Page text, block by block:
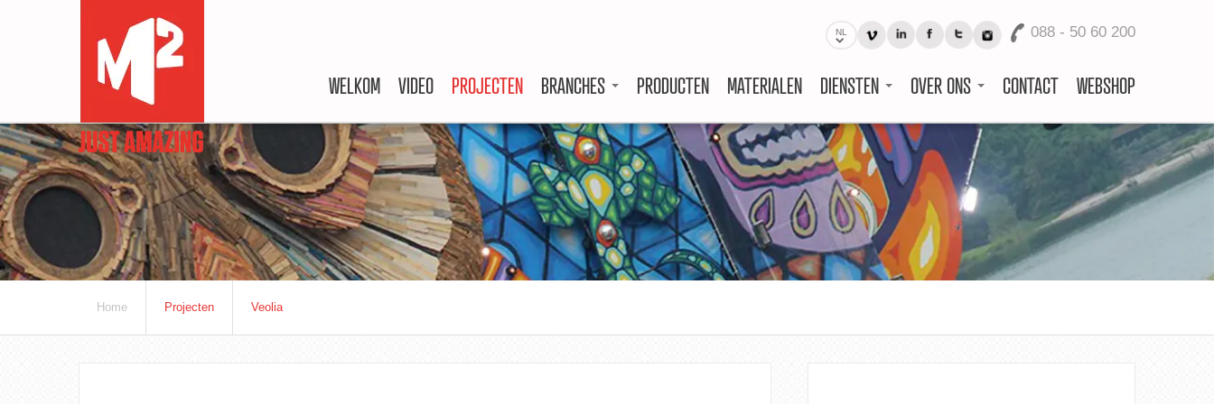
NL 088 - 50 60 200
WELKOM VIDEO PROJECTEN BRANCHES PRODUCTEN MATERIALEN DIENSTEN OVER ONS CONTACT WEBSHOP
Home Projecten Veolia